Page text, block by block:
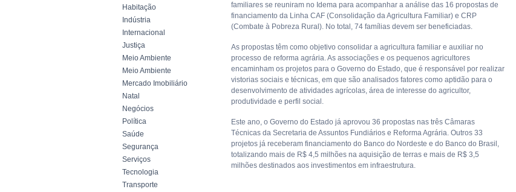
Habitação
Indústria
Internacional
Justiça
Meio Ambiente
Meio Ambiente
Mercado Imobiliário
Natal
Negócios
Política
Saúde
Segurança
Serviços
Tecnologia
Transporte
familiares se reuniram no Idema para acompanhar a análise das 16 propostas de
financiamento da Linha CAF (Consolidação da Agricultura Familiar) e CRP
(Combate à Pobreza Rural). No total, 74 famílias devem ser beneficiadas.
As propostas têm como objetivo consolidar a agricultura familiar e auxiliar no
processo de reforma agrária. As associações e os pequenos agricultores
encaminham os projetos para o Governo do Estado, que é responsável por realizar
vistorias sociais e técnicas, em que são analisados fatores como aptidão para o
desenvolvimento de atividades agrícolas, área de interesse do agricultor,
produtividade e perfil social.
Este ano, o Governo do Estado já aprovou 36 propostas nas três Câmaras
Técnicas da Secretaria de Assuntos Fundiários e Reforma Agrária. Outros 33
projetos já receberam financiamento do Banco do Nordeste e do Banco do Brasil,
totalizando mais de R$ 4,5 milhões na aquisição de terras e mais de R$ 3,5
milhões destinados aos investimentos em infraestrutura.